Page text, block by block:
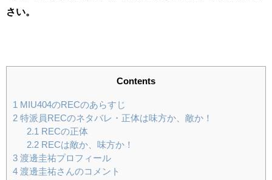
さい。
Contents
1
MIU404のRECのあらすじ
2 特派員RECのネタバレ・正体は味方か、敵か！
2.1
RECの正体
2.2RECは敵か、味方か！
3 渡邊圭祐プロフィール
4 渡邊圭祐さんのコメント